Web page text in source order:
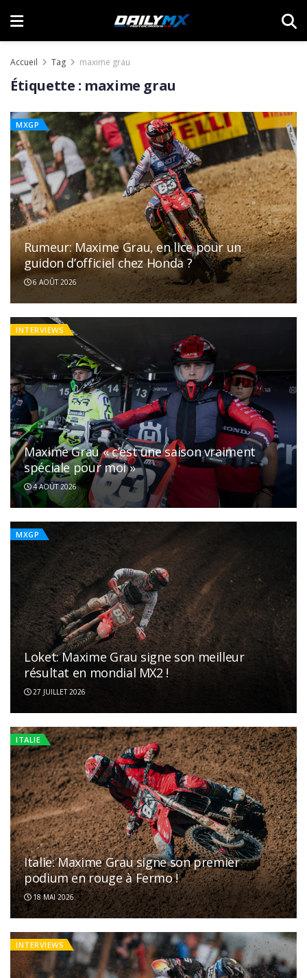
Accueil Tag maxime grau
Étiquette : maxime grau
MXGP
Rumeur: Maxime Grau, en lice pour un
guidon d’officiel chez Honda ?
6 AOÛT 2026
INTERVIEWS
Maxime Grau « c’est une saison vraiment
spéciale pour moi »
4 AOÛT 2026
MXGP
Loket: Maxime Grau signe son meilleur
résultat en mondial MX2 !
27 JUILLET 2026
ITALIE
Italie: Maxime Grau signe son premier
podium en rouge à Fermo !
18 MAI 2026
INTERVIEWS